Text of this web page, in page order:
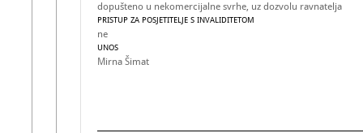
dopušteno u nekomercijalne svrhe, uz dozvolu ravnatelja
PRISTUP ZA POSJETITELJE S INVALIDITETOM
ne
UNOS
Mirna Šimat